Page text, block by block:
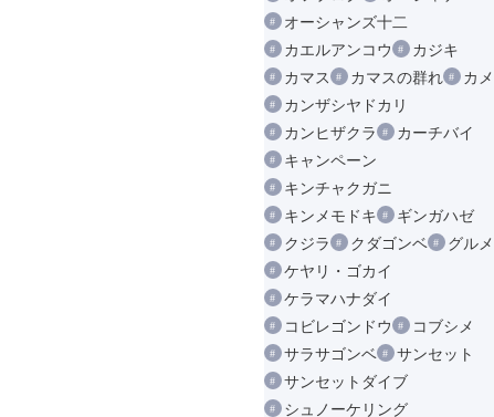
オーシャンズ十二
カエルアンコウ
カジキ
カマス
カマスの群れ
カメ
カンザシヤドカリ
カンヒザクラ
カーチバイ
キャンペーン
キンチャクガニ
キンメモドキ
ギンガハゼ
クジラ
クダゴンベ
グルメ
ケヤリ・ゴカイ
ケラマハナダイ
コビレゴンドウ
コブシメ
サラサゴンベ
サンセット
サンセットダイブ
シュノーケリング